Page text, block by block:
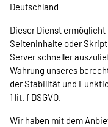
Deutschland
Dieser Dienst
Seiteninhalte oder
Server schneller
Wahrung unseres
der Stabilität und
1 lit. f DSGVO.
Wir haben mit dem